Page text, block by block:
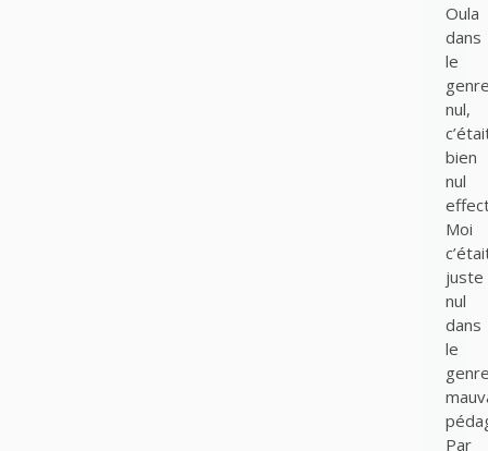
Oula
dans
le
nul,
bien
nul
Moi
juste
nul
dans
le
Par